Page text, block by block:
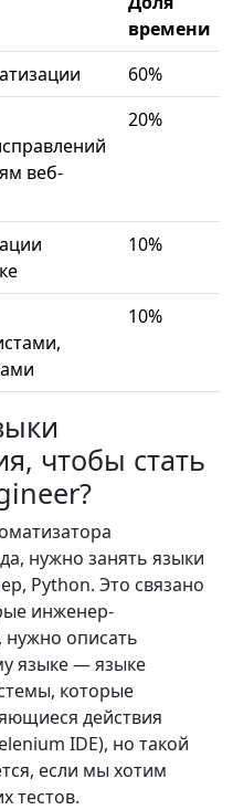
времени
60%
веб-
20%
10%
10%
чтобы стать
нужно занять языки
Python. Это связано
инженер-
нужно описать
языке — языке
которые
действия
IDE), но такой
если мы хотим
тестов.